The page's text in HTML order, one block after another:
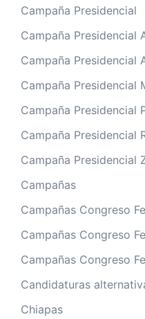
Campaña Presidencial
Campaña Presidencial
Campaña Presidencial
Campaña Presidencial
Campaña Presidencial
Campaña Presidencial
Campaña Presidencial
Campañas
Campañas Congreso
Campañas Congreso
Campañas Congreso
Candidaturas
Chiapas